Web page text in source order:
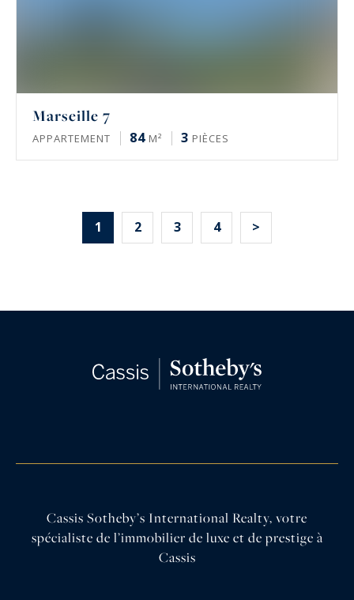
Marseille 7
APPARTEMENT 84 M² 3 PIÈCES
1 2 3 4 >
Cassis Sotheby’s International Realty, votre
spécialiste de l’immobilier de luxe et de prestige à
Cassis